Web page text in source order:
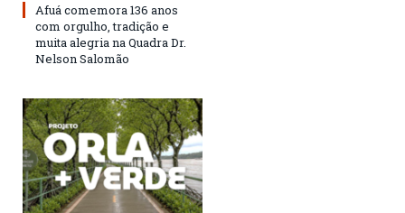
Afuá comemora 136 anos
com orgulho, tradição e
muita alegria na Quadra Dr.
Nelson Salomão